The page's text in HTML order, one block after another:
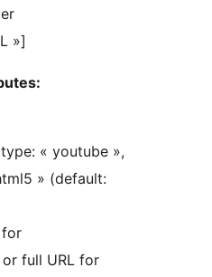
»]
« youtube »,
» (default:
for
or full URL for